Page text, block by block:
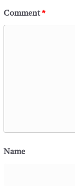
Comment*
Name